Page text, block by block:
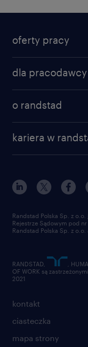
oferty pracy
dla pracodawcy
o randstad
kariera w
kontakt
ciasteczka
mapa strony
Randstad Polska Sp. z
Rejestrze Sądowym pod
Randstad Polska Sp. z
RANDSTAD,
,
OF WORK są
2021